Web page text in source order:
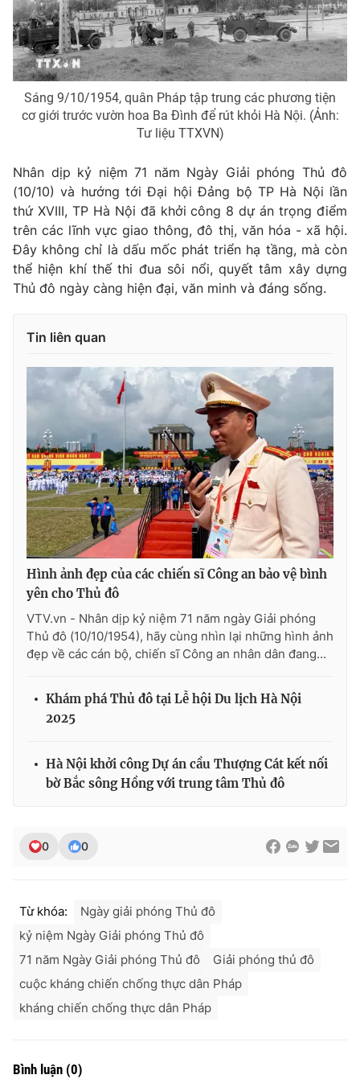
Sáng 9/10/1954, quân Pháp tập trung các phương tiện
cơ giới trước vườn hoa Ba Đình để rút khỏi Hà Nội. (Ảnh:
Tư liệu TTXVN)
Nhân dịp kỷ niệm 71 năm Ngày Giải phóng Thủ đô
(10/10) và hướng tới Đại hội Đảng bộ TP Hà Nội lần
thứ XVIII, TP Hà Nội đã khởi công 8 dự án trọng điểm
trên các lĩnh vực giao thông, đô thị, văn hóa - xã hội.
Đây không chỉ là dấu mốc phát triển hạ tầng, mà còn
thể hiện khí thế thi đua sôi nổi, quyết tâm xây dựng
Thủ đô ngày càng hiện đại, văn minh và đáng sống.
Tin liên quan
Hình ảnh đẹp của các chiến sĩ Công an bảo vệ bình
yên cho Thủ đô
VTV.vn - Nhân dịp kỷ niệm 71 năm ngày Giải phóng
Thủ đô (10/10/1954), hãy cùng nhìn lại những hình ảnh
đẹp về các cán bộ, chiến sĩ Công an nhân dân đang...
Khám phá Thủ đô tại Lễ hội Du lịch Hà Nội
2025
Hà Nội khởi công Dự án cầu Thượng Cát kết nối
bờ Bắc sông Hồng với trung tâm Thủ đô
0 0
Từ khóa:
Ngày giải phóng Thủ đô
kỷ niệm Ngày Giải phóng Thủ đô
71 năm Ngày Giải phóng Thủ đô
Giải phóng thủ đô
cuộc kháng chiến chống thực dân Pháp
kháng chiến chống thực dân Pháp
Bình luận (0)